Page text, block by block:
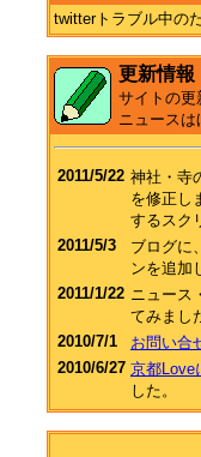
twitterトラブル中の
更新情報
サイトの更
ニュース
2011/5/22 神社・寺
を修正し
するスク
2011/5/3
ブログに
ンを追加
2011/1/22 ニュース
てみまし
2010/7/1
お問い合
2010/6/27 京都Love
した。